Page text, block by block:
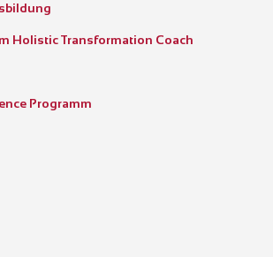
Holistic Transformation Coach
Programm